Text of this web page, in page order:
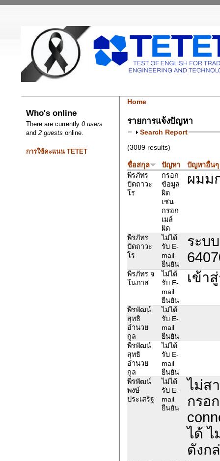
Who's online
There are currently0 users
and2 guests online.
การใช้คะแนน TETET
Home
รายการแจ้งปัญหา
Search Report
(3089 results)
ชื่อสกุล ปัญหา
ปัญหาอื่นๆ
พีรภัทร
ปัดถาวะ
โร
กรอก
ข้อมูล
ผิด
เช่น
กรอก
เมล์
ผิด
ผมม
พีรภัทร
ปัดถาวะ
โร
ไม่ได้
รับ E-
mail
ยืนยัน
ระบ
พีรภัทร จ
โนภาส
ไม่ได้
รับ E-
mail
ยืนยัน
เข้า
พีรพัฒน์
สุทธิ
อำนวย
กูล
ไม่ได้
รับ E-
mail
ยืนยัน
พีรพัฒน์
สุทธิ
อำนวย
กูล
ไม่ได้
รับ E-
mail
ยืนยัน
พีรพัฒน์
พงษ์
ประเสริฐ
ไม่ได้
รับ E-
mail
ยืนยัน
ไม่ส
กรอ
ได้ ไ
ดังก